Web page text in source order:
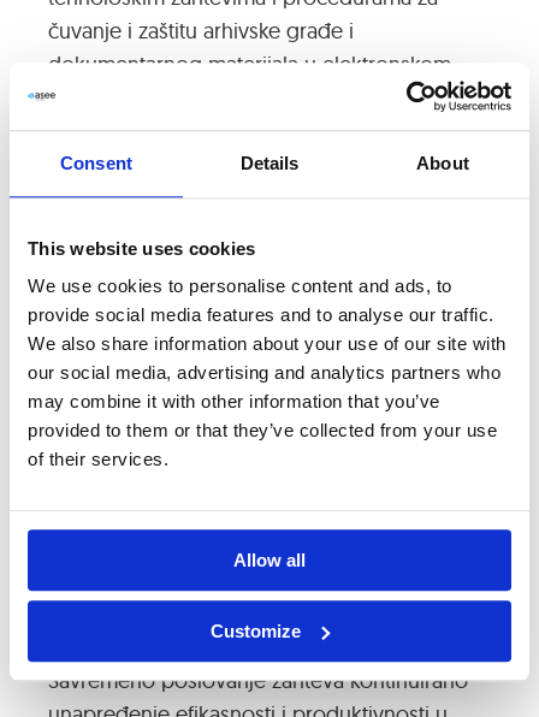
Consent Details About
This website uses cookies
We use cookies to personalise content and ads, to
provide social media features and to analyse our traffic.
We also share information about your use of our site with
our social media, advertising and analytics partners who
may combine it with other information that you’ve
provided to them or that they’ve collected from your use
of their services.
Allow all
Customize
čuvanje i zaštitu arhivske građe i
dokumentarnog materijala u elektronskom
obliku. Ova uredba uvodi nove zakonske
regulative koje će važiti za sva preduzeća na
području Republike Srbije, a tiče
Da li je elektronsko arhiviranje bolje od
tradicionalnog arhiviranja?
Savremeno poslovanje zahteva kontinuirano